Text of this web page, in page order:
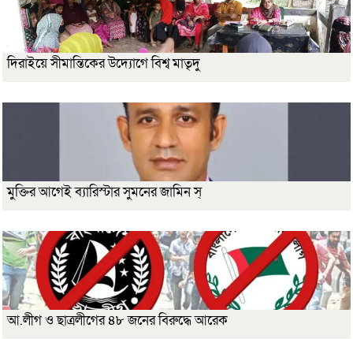
দিরাইয়ে সীমান্তিকের উদ্যোগে বিশ্ব মাতৃদু
মুক্তির আগেই ব্যারিস্টার সুমনের জামিন স্
আ.লীগ ও ছাত্রলীগের ৪৮ জনের বিরুদ্ধে আরেক